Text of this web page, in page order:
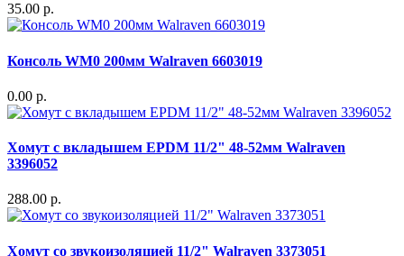
35.00 р.
Консоль WM0 200мм Walraven 6603019
0.00 р.
Хомут с вкладышeм EPDM 11/2" 48-52мм Walraven
3396052
288.00 р.
Хомут со звукоизоляцией 11/2" Walraven 3373051